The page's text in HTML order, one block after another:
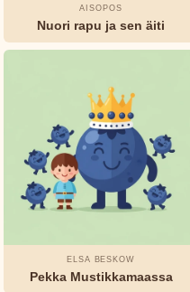
Jeanne-
Marie
Frank
Baum
AISOPOS
Nuori rapu ja sen äiti
ELSA BESKOW
Pekka Mustikkamaassa